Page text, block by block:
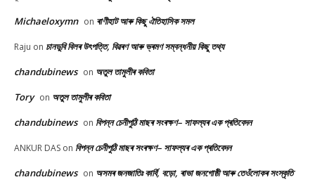
Michaeloxymn on ৰাণীহাট আৰু কিছু ঐতিহাসিক সমল
Raju on চানডুবি বিলৰ উৎপত্তি, বিৱৰণ আৰু ভ্ৰমণ সম্বন্ধনীয় কিছু তথ্য
chandubinews on অতুল তামুলীৰ কবিতা
Tory on অতুল তামুলীৰ কবিতা
chandubinews on বিপন্ন চেনীপুঠি মাছৰ সংৰক্ষণ– সাফল্যৰ এক প্ৰতিবেদন
ANKUR DAS on বিপন্ন চেনীপুঠি মাছৰ সংৰক্ষণ– সাফল্যৰ এক প্ৰতিবেদন
chandubinews on অসমৰ জনজাতিঃ কাৰ্বি, বড়ো, ৰাভা জনগোষ্ঠী আৰু তেওঁলোকৰ সংস্কৃতি